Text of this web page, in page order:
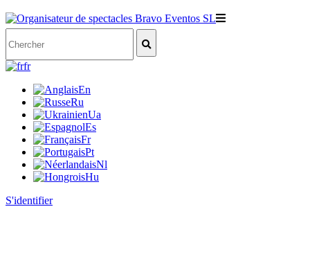
fr
En
Ru
Ua
Es
Fr
Pt
Nl
Hu
S'identifier